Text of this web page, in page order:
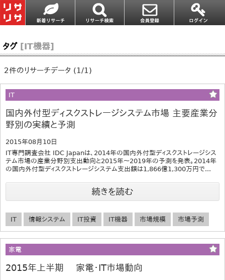
タグ [IT機器]
2件のリサーチデータ (1/1)
IT
国内外付型ディスクストレージシステム市場 主要産業分
野別の実績と予測
2015年08月10日
IT専門調査会社 IDC Japanは、2014年の国内外付型ディスクストレージシス
テム市場の産業分野別支出動向と2015年～2019年の予測を発表。2014年
の国内外付型ディスクストレージシステム支出額は1,866億1,300万円で...
続きを読む
IT 情報システム IT投資 IT機器 市場規模 市場予測
家電
2015年上半期 家電・IT市場動向